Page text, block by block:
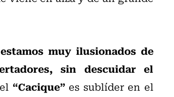
muy ilusionados de
sin descuidar el
“Cacique” es sublíder en el